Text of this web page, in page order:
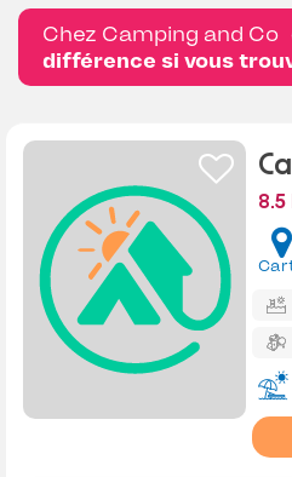
Chez Camping and Co
différence si vous
8.5